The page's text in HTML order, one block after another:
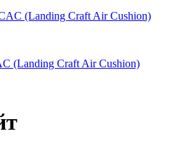
(Landing Craft Air Cushion)